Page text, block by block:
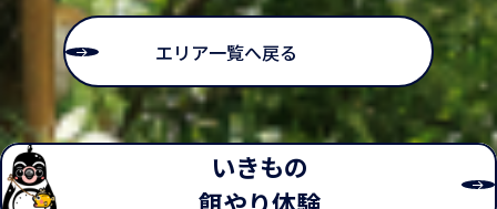
飼育スタッフより
とまり木が大好きで、いつも上からこちらを観
察しています。まるで長老のような見た目なの
で、シロフクロウとは違った迫力がある魅力的
飼育スタッフより
シロフクロウより小さいが食欲旺盛！他の子に
ご飯をあげている最中、待ちきれず、スタッフ
に向かって飛んでくることがあるほど！
メガネフクロウ
学名
英名
Spectacled Owl
顔の白い模様がメガネを掛けているように見えること
スピックスコノハズク
学名
英名
Tropical Screech Owl
最大約25cmのとても小さなフクロウ。コノハズクは
エリア一覧へ戻る
いきもの